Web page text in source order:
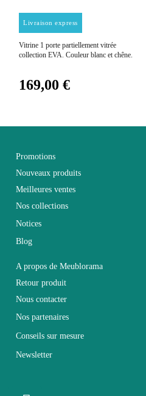
Empilable
humide
Livraison express
Prix
Vitrine 1 porte partiellement vitrée
collection EVA. Couleur blanc et chêne.
169,00 €
Promotions
Nouveaux produits
Meilleures ventes
Nos collections
Notices
Blog
A propos de Meublorama
Retour produit
Nous contacter
Nos partenaires
Conseils sur mesure
Newsletter